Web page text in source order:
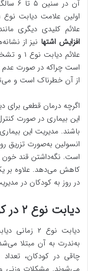
اولین علامت دیابت نوع ۱
علائم کلیدی دیگری
افزایش اشتها
علائم
است چراکه در صورت عدم
از آن خطرناک است و
این بیماری در صورت
باشند. مدیریت این
انسولین به‌صورت تزریق
است. نگه‌داشتن قند
در روز به کودکان در
دیابت نوع ۲ در کودکان
دیابت نوع
به‌ندرت به آن مبتلا
چاقی در کودکان، تعداد